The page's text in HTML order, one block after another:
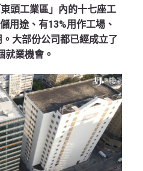
頭工業區」內的十七座工
用途、有13%用作工場、
大部份公司都已經成立了
就業機會。